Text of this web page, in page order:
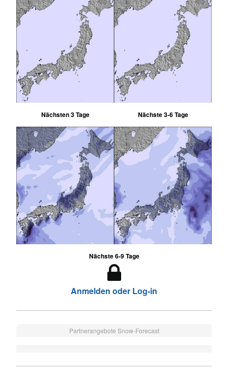
Nächsten 3 Tage Nächste 3-6 Tage
Nächste 6-9 Tage
Anmelden oder Log-in
Partnerangebote Snow-Forecast